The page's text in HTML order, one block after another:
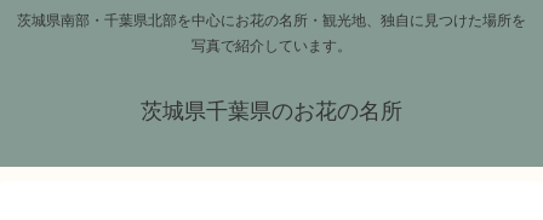
茨城県南部・千葉県北部を中心にお花の名所・観光地、独自に見つけた場所を
写真で紹介しています。
茨城県千葉県のお花の名所